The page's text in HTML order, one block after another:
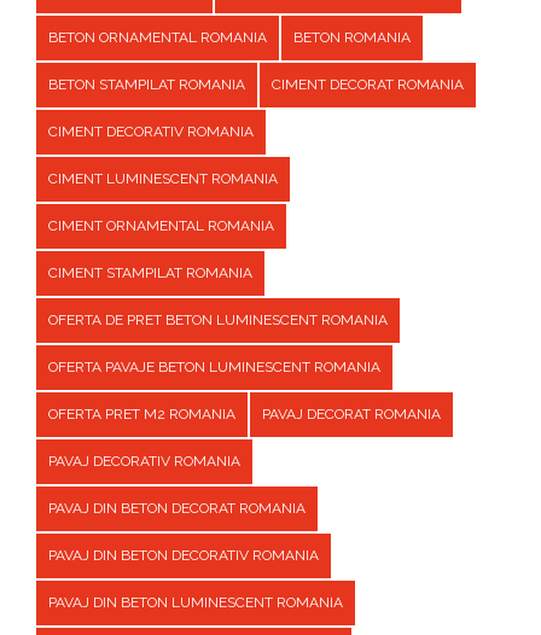
BETON ORNAMENTAL ROMANIA BETON ROMANIA
BETON STAMPILAT ROMANIA CIMENT DECORAT ROMANIA
CIMENT DECORATIV ROMANIA
CIMENT LUMINESCENT ROMANIA
CIMENT ORNAMENTAL ROMANIA
CIMENT STAMPILAT ROMANIA
OFERTA DE PRET BETON LUMINESCENT ROMANIA
OFERTA PAVAJE BETON LUMINESCENT ROMANIA
OFERTA PRET M2 ROMANIA PAVAJ DECORAT ROMANIA
PAVAJ DECORATIV ROMANIA
PAVAJ DIN BETON DECORAT ROMANIA
PAVAJ DIN BETON DECORATIV ROMANIA
PAVAJ DIN BETON LUMINESCENT ROMANIA